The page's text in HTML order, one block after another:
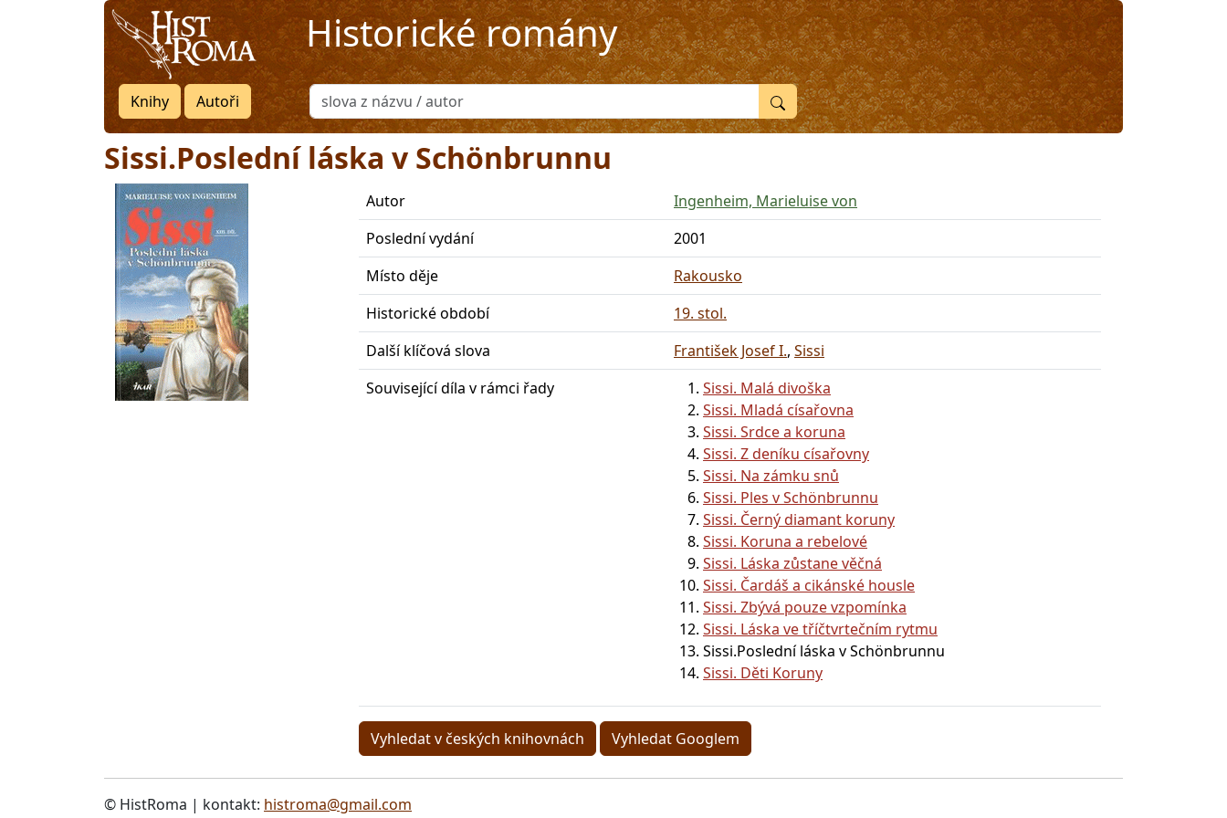
Historické romány
Knihy Autoři
Sissi.Poslední láska v Schönbrunnu
Autor
Ingenheim, Marieluise von
Poslední vydání
2001
Místo děje
Rakousko
Historické období
19. stol.
Další klíčová slova
František Josef I., Sissi
Související díla v rámci řady
Sissi. Malá divoška
Sissi. Mladá císařovna
Sissi. Srdce a koruna
Sissi. Z deníku císařovny
Sissi. Na zámku snů
Sissi. Ples v Schönbrunnu
Sissi. Černý diamant koruny
Sissi. Koruna a rebelové
Sissi. Láska zůstane věčná
Sissi. Čardáš a cikánské housle
Sissi. Zbývá pouze vzpomínka
Sissi. Láska ve tříčtvrtečním rytmu
Sissi.Poslední láska v Schönbrunnu
Sissi. Děti Koruny
Vyhledat v českých knihovnách Vyhledat Googlem
© HistRoma | kontakt: histroma@gmail.com